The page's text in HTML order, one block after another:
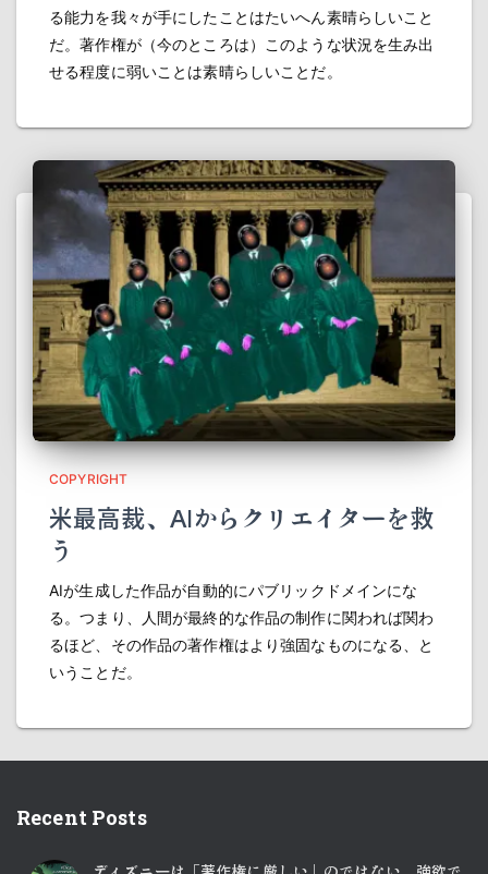
る能力を我々が手にしたことはたいへん素晴らしいこと
だ。著作権が（今のところは）このような状況を生み出
せる程度に弱いことは素晴らしいことだ。
COPYRIGHT
米最高裁、AIからクリエイターを救
う
AIが生成した作品が自動的にパブリックドメインにな
る。つまり、人間が最終的な作品の制作に関われば関わ
るほど、その作品の著作権はより強固なものになる、と
いうことだ。
Recent Posts